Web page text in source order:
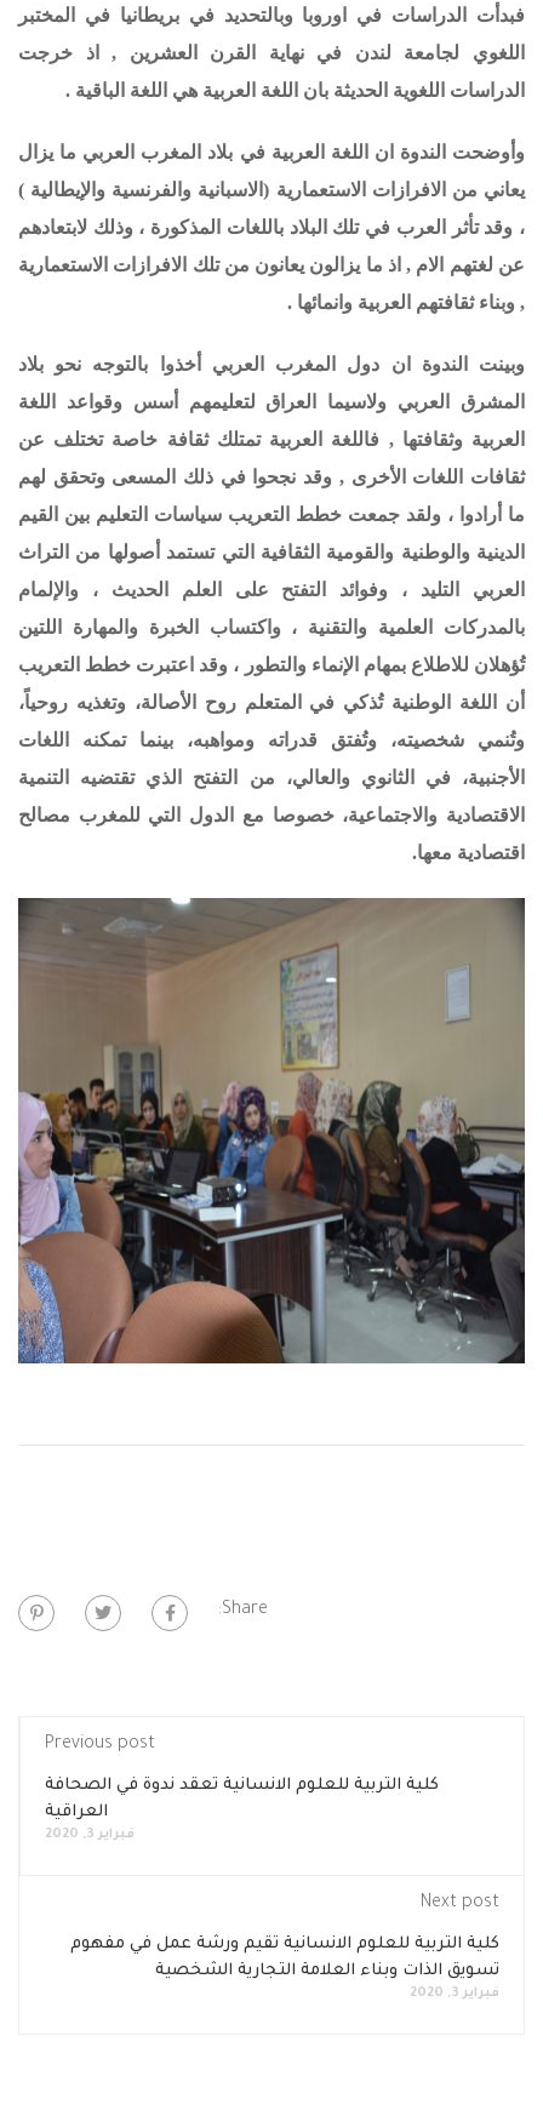
فبدأت الدراسات في اوروبا وبالتحديد في بريطانيا في المختبر
اللغوي لجامعة لندن في نهاية القرن العشرين , اذ خرجت
الدراسات اللغوية الحديثة بان اللغة العربية هي اللغة الباقية .
وأوضحت الندوة ان اللغة العربية في بلاد المغرب العربي ما يزال
يعاني من الافرازات الاستعمارية (الاسبانية والفرنسية والإيطالية )
، وقد تأثر العرب في تلك البلاد باللغات المذكورة ، وذلك لابتعادهم
عن لغتهم الام , اذ ما يزالون يعانون من تلك الافرازات الاستعمارية
, وبناء ثقافتهم العربية وانمائها .
وبينت الندوة ان دول المغرب العربي أخذوا بالتوجه نحو بلاد
المشرق العربي ولاسيما العراق لتعليمهم أسس وقواعد اللغة
العربية وثقافتها , فاللغة العربية تمتلك ثقافة خاصة تختلف عن
ثقافات اللغات الأخرى , وقد نجحوا في ذلك المسعى وتحقق لهم
ما أرادوا ، ولقد جمعت خطط التعريب سياسات التعليم بين القيم
الدينية والوطنية والقومية الثقافية التي تستمد أصولها من التراث
العربي التليد ، وفوائد التفتح على العلم الحديث ، والإلمام
بالمدركات العلمية والتقنية ، واكتساب الخبرة والمهارة اللتين
تُؤهلان للاطلاع بمهام الإنماء والتطور ، وقد اعتبرت خطط التعريب
أن اللغة الوطنية تُذكي في المتعلم روح الأصالة، وتغذيه روحياً،
وتُنمي شخصيته، وتُفتق قدراته ومواهبه، بينما تمكنه اللغات
الأجنبية، في الثانوي والعالي، من التفتح الذي تقتضيه التنمية
الاقتصادية والاجتماعية، خصوصا مع الدول التي للمغرب مصالح
اقتصادية معها.
Share:
Previous post
كلية التربية للعلوم الانسانية تعقد ندوة في الصحافة
العراقية
فبراير 3, 2020
Next post
كلية التربية للعلوم الانسانية تقيم ورشة عمل في مفهوم
تسويق الذات وبناء العلامة التجارية الشخصية
فبراير 3, 2020